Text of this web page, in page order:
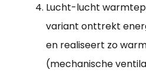
Lucht-lucht
variant onttrekt
en realiseert zo
(mechanische